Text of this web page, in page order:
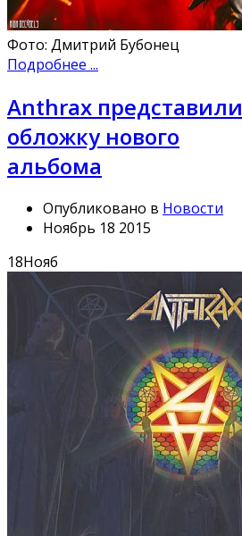
Фото: Дмитрий Бубонец
Подробнее ...
Anthrax представили
обложку нового
альбома
Опубликовано в Новости
Ноябрь 18 2015
18Нояб